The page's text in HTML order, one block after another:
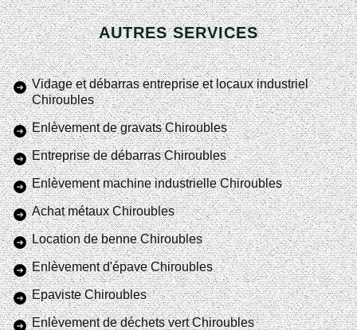
AUTRES SERVICES
Vidage et débarras entreprise et locaux industriel
Chiroubles
Enlèvement de gravats Chiroubles
Entreprise de débarras Chiroubles
Enlèvement machine industrielle Chiroubles
Achat métaux Chiroubles
Location de benne Chiroubles
Enlèvement d'épave Chiroubles
Epaviste Chiroubles
Enlèvement de déchets vert Chiroubles